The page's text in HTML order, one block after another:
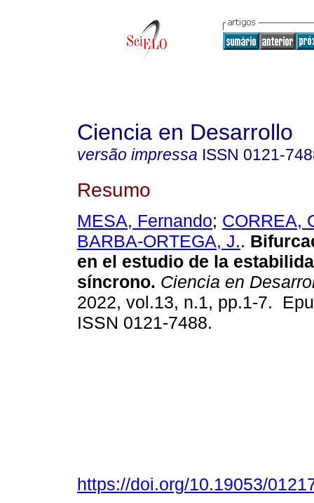
Ciencia en Desarrollo
versão impressa ISSN 0121-
Resumo
MESA, Fernando; CORREA,
BARBA-ORTEGA, J..
en el estudio de la
síncrono. Ciencia en
2022, vol.13, n.1, pp.1-7.
ISSN 0121-7488.
https://doi.org/10.19053/